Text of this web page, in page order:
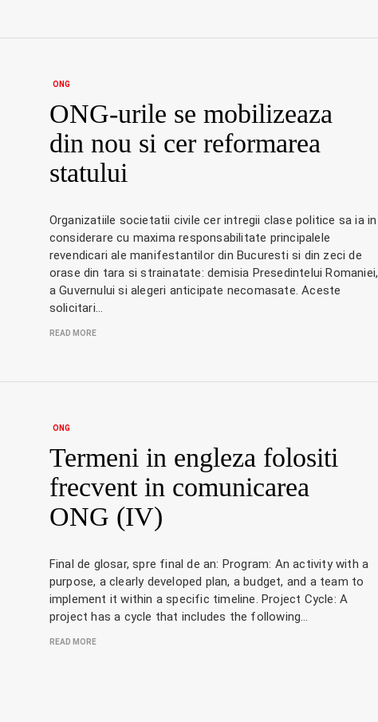
ONG
ONG-urile se mobilizeaza
din nou si cer reformarea
statului
Organizatiile societatii civile cer intregii clase politice sa ia in
considerare cu maxima responsabilitate principalele
revendicari ale manifestantilor din Bucuresti si din zeci de
orase din tara si strainatate: demisia Presedintelui Romaniei,
a Guvernului si alegeri anticipate necomasate. Aceste
solicitari…
READ MORE
ONG
Termeni in engleza folositi
frecvent in comunicarea
ONG (IV)
Final de glosar, spre final de an: Program: An activity with a
purpose, a clearly developed plan, a budget, and a team to
implement it within a specific timeline. Project Cycle: A
project has a cycle that includes the following…
READ MORE